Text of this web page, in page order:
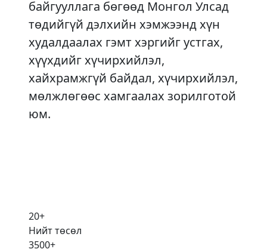
байгууллага бөгөөд Монгол Улсад
төдийгүй дэлхийн хэмжээнд хүн
худалдаалах гэмт хэргийг устгах,
хүүхдийг хүчирхийлэл,
хайхрамжгүй байдал, хүчирхийлэл,
мөлжлөгөөс хамгаалах зорилготой
юм.
20+
Нийт төсөл
3500+